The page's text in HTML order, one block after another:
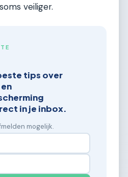
veiliger.
tips over
in je inbox.
mogelijk.